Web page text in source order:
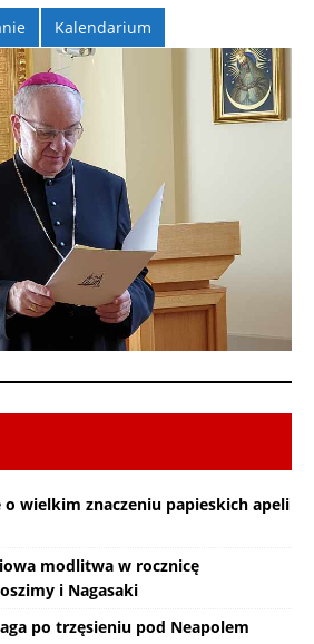
Kalendarium
wielkim znaczeniu papieskich apeli
modlitwa w rocznicę
i Nagasaki
po trzęsieniu pod Neapolem